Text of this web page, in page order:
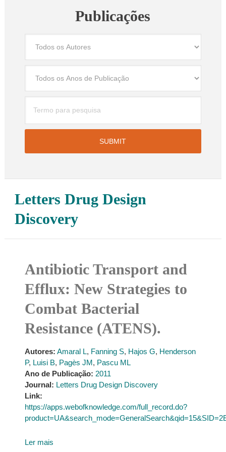
Publicações
Letters Drug Design
Discovery
Antibiotic Transport and
Efflux: New Strategies to
Combat Bacterial
Resistance (ATENS).
Autores: Amaral L, Fanning S, Hajos G, Henderson
P, Luisi B, Pagès JM, Pascu ML
Ano de Publicação: 2011
Journal: Letters Drug Design Discovery
Link:
https://apps.webofknowledge.com/full_record.do?
Ler mais